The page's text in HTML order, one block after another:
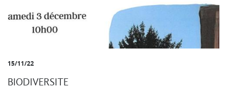
15/11/22
BIODIVERSITE